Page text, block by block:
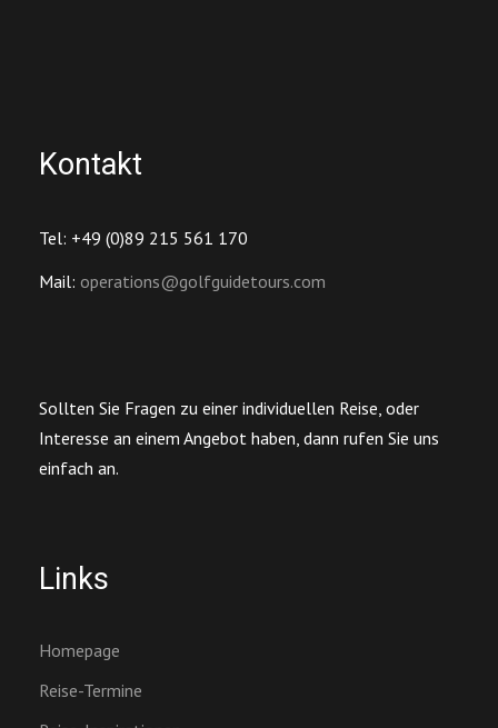
Kontakt
Tel: +49 (0)89 215 561 170
Mail: operations@golfguidetours.com
Sollten Sie Fragen zu einer individuellen Reise, oder
Interesse an einem Angebot haben, dann rufen Sie uns
einfach an.
Links
Homepage
Reise-Termine